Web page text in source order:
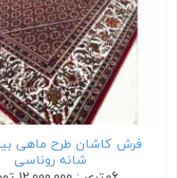
فرش کاشان طرح ماهی بیجار ۷۰۰